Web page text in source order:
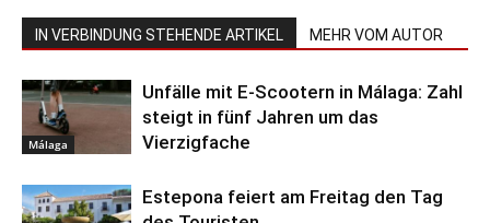
IN VERBINDUNG STEHENDE ARTIKEL MEHR VOM AUTOR
Málaga
Unfälle mit E-Scootern in Málaga: Zahl
steigt in fünf Jahren um das
Vierzigfache
Estepona feiert am Freitag den Tag